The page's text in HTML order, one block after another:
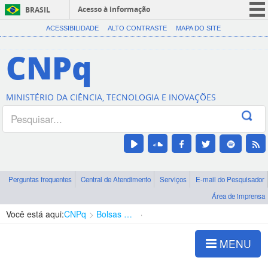
BRASIL
Acesso à informação
CORONAVÍRUS (COVID-19)
Canais
ACESSIBILIDADE ALTO CONTRASTE MAPA DO SITE
CNPq
MINISTÉRIO DA CIÊNCIA, TECNOLOGIA E INOVAÇÕES
Perguntas frequentes Central de Atendimento Serviços
E-mail do Pesquisador
Área de imprensa
Você está aqui:CNPq Bolsas e Auxílios Vigentes
MENU